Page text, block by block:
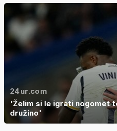
24ur.com
'Želim si le igrati nogomet
družino'